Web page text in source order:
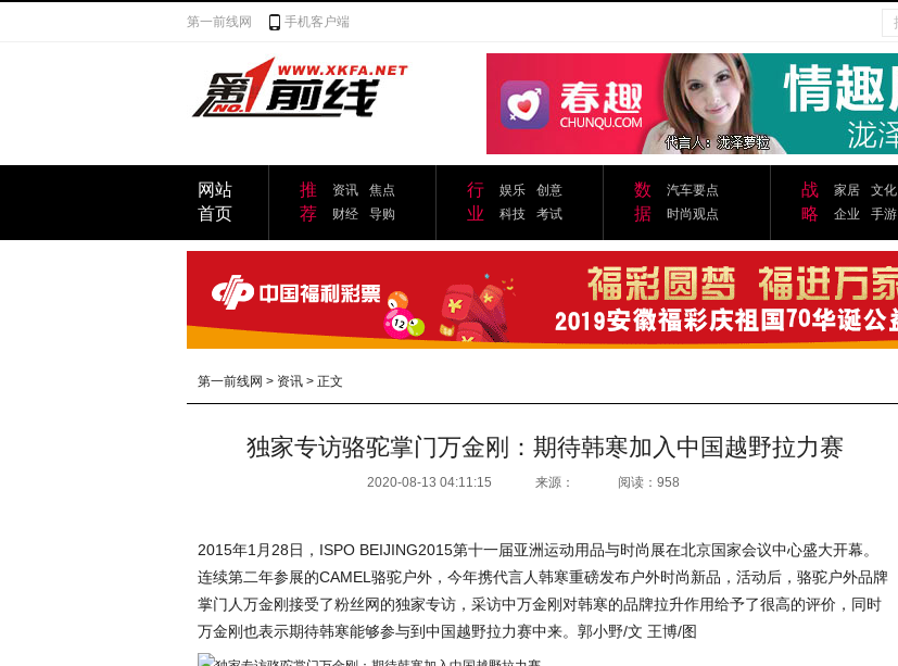
第一前线网 手机客户端
网站
首页
推
荐
资讯
焦点
财经
导购
行
业
娱乐
创意
科技
考试
数
据
汽车要点
时尚观点
战
略
家居
文化
企业
手游
第一前线网 > 资讯 > 正文
独家专访骆驼掌门万金刚：期待韩寒加入中国越野拉力赛
2020-08-13 04:11:15 来源： 阅读：958
2015年1月28日，ISPO BEIJING2015第十一届亚洲运动用品与时尚展在北京国家会议中心盛大开幕。
连续第二年参展的CAMEL骆驼户外，今年携代言人韩寒重磅发布户外时尚新品，活动后，骆驼户外品牌
掌门人万金刚接受了粉丝网的独家专访，采访中万金刚对韩寒的品牌拉升作用给予了很高的评价，同时
万金刚也表示期待韩寒能够参与到中国越野拉力赛中来。郭小野/文 王博/图